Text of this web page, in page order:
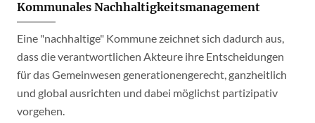
Kommunales Nachhaltigkeitsmanagement
Eine "nachhaltige" Kommune zeichnet sich dadurch aus,
dass die verantwortlichen Akteure ihre Entscheidungen
für das Gemeinwesen generationengerecht, ganzheitlich
und global ausrichten und dabei möglichst partizipativ
vorgehen.